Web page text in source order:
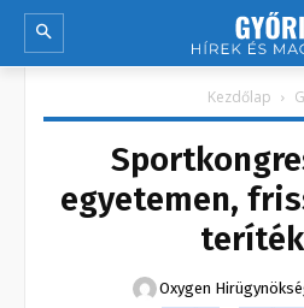
Kezdőlap
egyetemen,
Oxygen